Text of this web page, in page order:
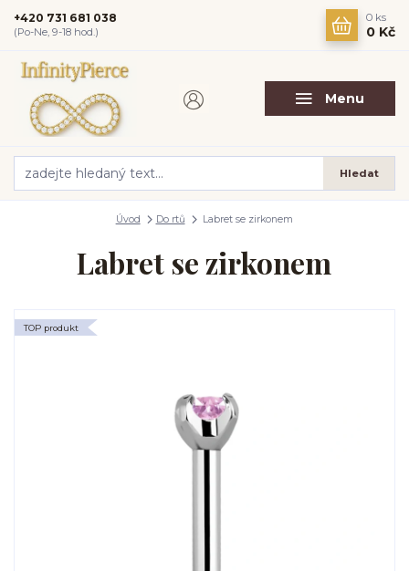
Menu
Hledat
+420 731 681 038
(Po-Ne, 9-18 hod.)
0 ks
0 Kč
Úvod Do rtů Labret se zirkonem
Labret se zirkonem
TOP produkt